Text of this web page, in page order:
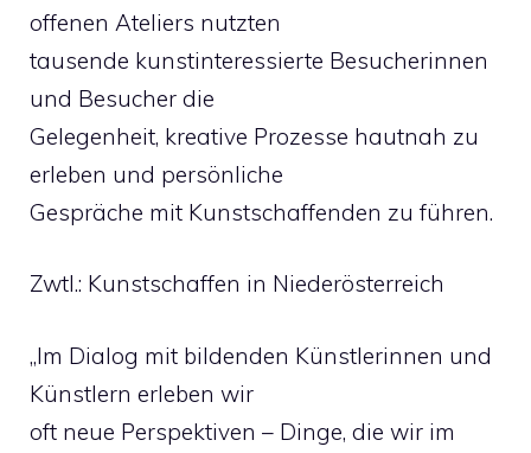
offenen Ateliers nutzten
tausende kunstinteressierte Besucherinnen
und Besucher die
Gelegenheit, kreative Prozesse hautnah zu
erleben und persönliche
Gespräche mit Kunstschaffenden zu führen.
Zwtl.: Kunstschaffen in Niederösterreich
„Im Dialog mit bildenden Künstlerinnen und
Künstlern erleben wir
oft neue Perspektiven – Dinge, die wir im